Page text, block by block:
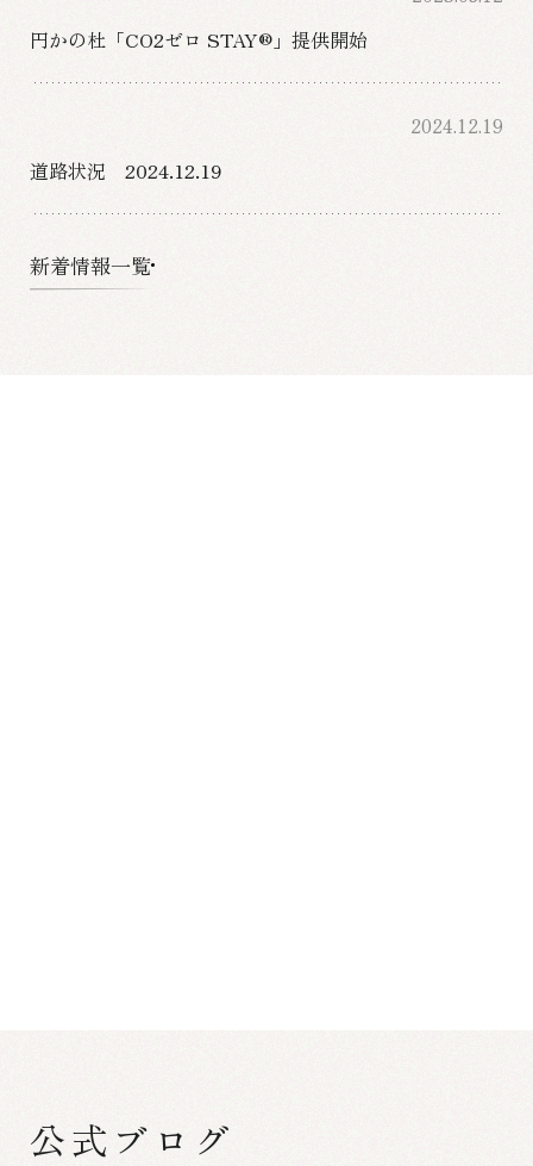
円かの杜「CO2ゼロ STAY®」提供開始
2024.12.19
道路状況 2024.12.19
新着情報一覧
公式ブログ